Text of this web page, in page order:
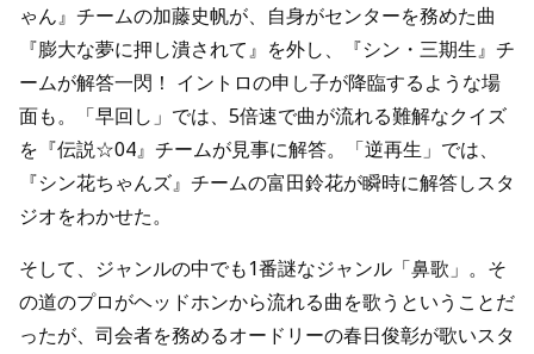
ゃん』チームの加藤史帆が、自身がセンターを務めた曲
『膨大な夢に押し潰されて』を外し、『シン・三期生』チ
ームが解答一閃！ イントロの申し子が降臨するような場
面も。「早回し」では、5倍速で曲が流れる難解なクイズ
を『伝説☆04』チームが見事に解答。「逆再生」では、
『シン花ちゃんズ』チームの富田鈴花が瞬時に解答しスタ
ジオをわかせた。
そして、ジャンルの中でも1番謎なジャンル「鼻歌」。そ
の道のプロがヘッドホンから流れる曲を歌うということだ
ったが、司会者を務めるオードリーの春日俊彰が歌いスタ